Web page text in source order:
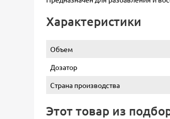
Характеристики
Объем
Дозатор
Страна производства
Этот товар из